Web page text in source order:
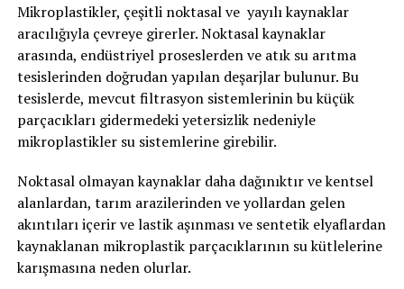
Mikroplastikler, çeşitli noktasal ve yayılı kaynaklar
aracılığıyla çevreye girerler. Noktasal kaynaklar
arasında, endüstriyel proseslerden ve atık su arıtma
tesislerinden doğrudan yapılan deşarjlar bulunur. Bu
tesislerde, mevcut filtrasyon sistemlerinin bu küçük
parçacıkları gidermedeki yetersizlik nedeniyle
mikroplastikler su sistemlerine girebilir.
Noktasal olmayan kaynaklar daha dağınıktır ve kentsel
alanlardan, tarım arazilerinden ve yollardan gelen
akıntıları içerir ve lastik aşınması ve sentetik elyaflardan
kaynaklanan mikroplastik parçacıklarının su kütlelerine
karışmasına neden olurlar.